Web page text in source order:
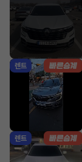
렌트
렌트